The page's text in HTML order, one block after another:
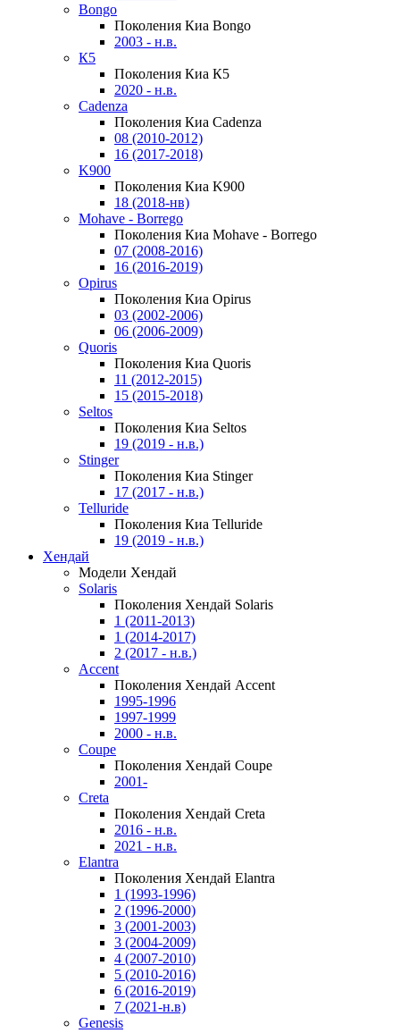
Bongo
Поколения Киа Bongo
2003 - н.в.
К5
Поколения Киа К5
2020 - н.в.
Cadenza
Поколения Киа Cadenza
08 (2010-2012)
16 (2017-2018)
K900
Поколения Киа K900
18 (2018-нв)
Mohave - Borrego
Поколения Киа Mohave - Borrego
07 (2008-2016)
16 (2016-2019)
Opirus
Поколения Киа Opirus
03 (2002-2006)
06 (2006-2009)
Quoris
Поколения Киа Quoris
11 (2012-2015)
15 (2015-2018)
Seltos
Поколения Киа Seltos
19 (2019 - н.в.)
Stinger
Поколения Киа Stinger
17 (2017 - н.в.)
Telluride
Поколения Киа Telluride
19 (2019 - н.в.)
Хендай
Модели Хендай
Solaris
Поколения Хендай Solaris
1 (2011-2013)
1 (2014-2017)
2 (2017 - н.в.)
Accent
Поколения Хендай Accent
1995-1996
1997-1999
2000 - н.в.
Coupe
Поколения Хендай Coupe
2001-
Creta
Поколения Хендай Creta
2016 - н.в.
2021 - н.в.
Elantra
Поколения Хендай Elantra
1 (1993-1996)
2 (1996-2000)
3 (2001-2003)
3 (2004-2009)
4 (2007-2010)
5 (2010-2016)
6 (2016-2019)
7 (2021-н.в)
Genesis